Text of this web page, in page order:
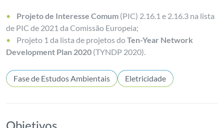
Projeto de Interesse Comum (PIC) 2.16.1 e 2.16.3 na lista
de PIC de 2021 da Comissão Europeia;
Projeto 1 da lista de projetos doTen-Year Network
Development Plan 2020 (TYNDP 2020).
Fase de Estudos Ambientais Eletricidade